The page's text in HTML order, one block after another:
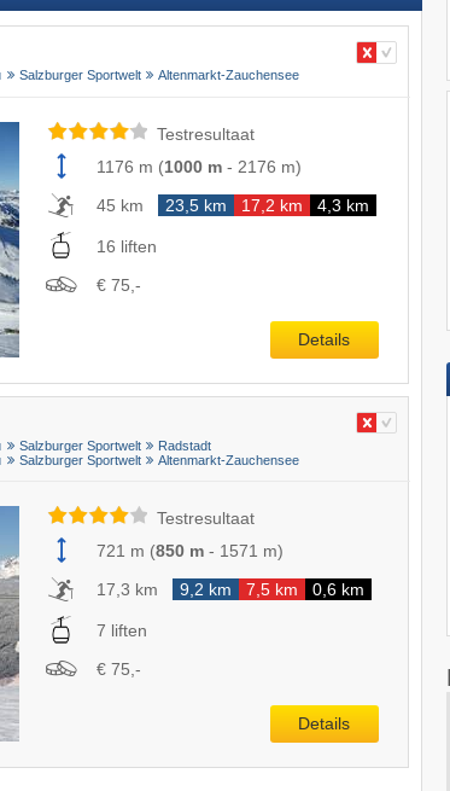
Salzburger Sportwelt Altenmarkt-Zauchensee
Testresultaat
1176 m (1000 m - 2176 m)
45 km
23,5 km 17,2 km 4,3 km
16 liften
€ 75,-
Details
Salzburger Sportwelt
Radstadt
Salzburger Sportwelt Altenmarkt-Zauchensee
Testresultaat
721 m (850 m - 1571 m)
17,3 km
9,2 km 7,5 km 0,6 km
7 liften
€ 75,-
Details